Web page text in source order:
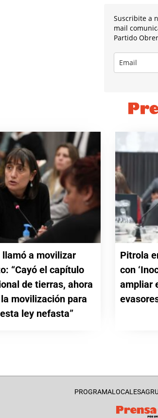
Suscribite a
mail
Partido
llamó a movilizar
“Cayó el capítulo
de tierras, ahora
movilización para
ley nefasta”
Pitrola
con
ampliar
PROGRAMALOCALES